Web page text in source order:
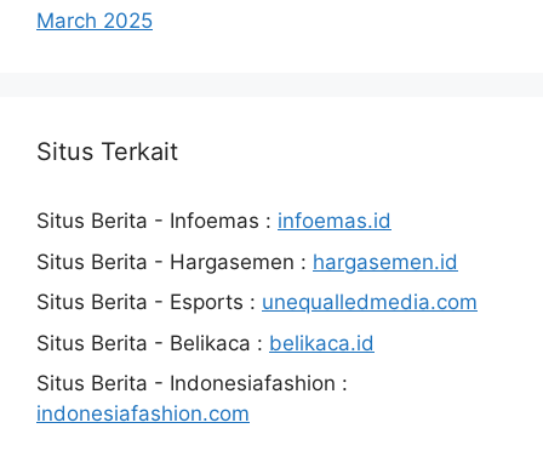
March 2025
Situs Terkait
Situs Berita - Infoemas : infoemas.id
Situs Berita - Hargasemen : hargasemen.id
Situs Berita - Esports : unequalledmedia.com
Situs Berita - Belikaca : belikaca.id
Situs Berita - Indonesiafashion :
indonesiafashion.com